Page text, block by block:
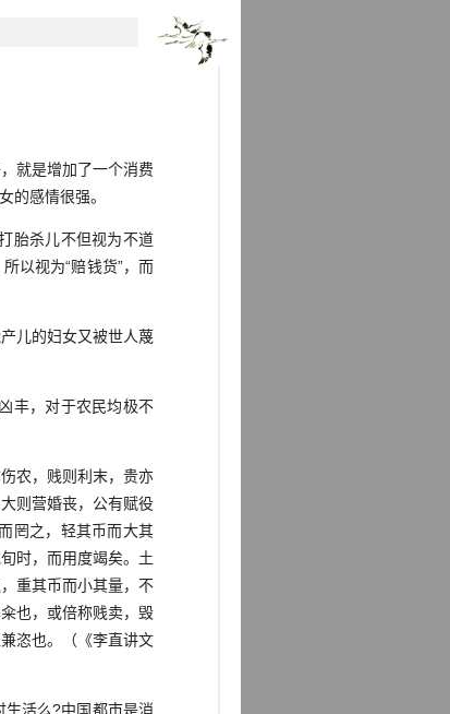
就是增加了一个消费
的感情很强。
胎杀儿不但视为不道
以视为“赔钱货”，而
儿的妇女又被世人蔑
丰，对于农民均极不
农，贱则利末，贵亦
则营婚丧，公有赋役
罔之，轻其币而大其
时，而用度竭矣。土
重其币而小其量，不
也，或倍称贱卖，毁
恣也。（《李直讲文
活么?中国都市是消